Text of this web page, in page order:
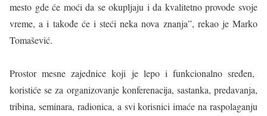
mesto gde će moći da se okupljaju i da kvalitetno provode svoje
vreme, a i takođe će i steći neka nova znanja”, rekao je Marko
Tomašević.
Prostor mesne zajednice koji je lepo i funkcionalno sređen,
koristiće se za organizovanje konferenacija, sastanka, predavanja,
tribina, seminara, radionica, a svi korisnici imaće na raspolaganju